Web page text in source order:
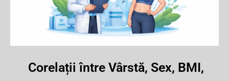
Corelații între Vârstă, Sex, BMI,